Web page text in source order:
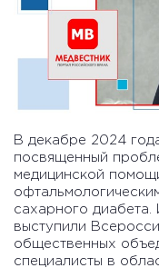
В декабре 2024
посвященный
медицинской
сахарного диабета.
выступили
общественных
специалисты в